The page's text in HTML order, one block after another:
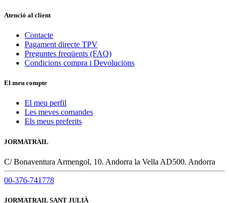
Atenció al client
Contacte
Pagament directe TPV
Preguntes freqüents (FAQ)
Condicions compra i Devolucions
El meu compte
El meu perfil
Les meves comandes
Els meus preferits
JORMATRAIL
C/ Bonaventura Armengol, 10. Andorra la Vella AD500. Andorra
00-376-741778
JORMATRAIL SANT JULIÀ